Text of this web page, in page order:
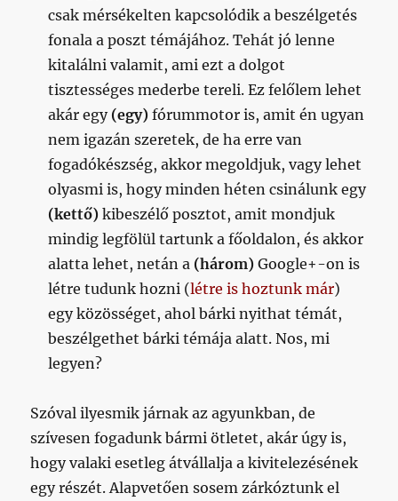
csak mérsékelten kapcsolódik a beszélgetés
fonala a poszt témájához. Tehát jó lenne
kitalálni valamit, ami ezt a dolgot
tisztességes mederbe tereli. Ez felőlem lehet
akár egy (egy) fórummotor is, amit én ugyan
nem igazán szeretek, de ha erre van
fogadókészség, akkor megoldjuk, vagy lehet
olyasmi is, hogy minden héten csinálunk egy
(kettő)kibeszélő posztot, amit mondjuk
mindig legfölül tartunk a főoldalon, és akkor
alatta lehet, netán a (három) Google+-on is
létre tudunk hozni (létre is hoztunk már)
egy közösséget, ahol bárki nyithat témát,
beszélgethet bárki témája alatt. Nos, mi
legyen?
Szóval ilyesmik járnak az agyunkban, de
szívesen fogadunk bármi ötletet, akár úgy is,
hogy valaki esetleg átvállalja a kivitelezésének
egy részét. Alapvetően sosem zárkóztunk el